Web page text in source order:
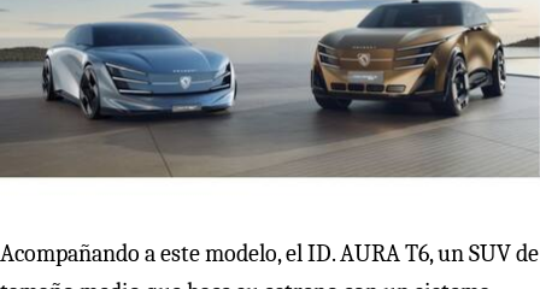
Acompañando a este modelo, el ID. AURA T6, un SUV de